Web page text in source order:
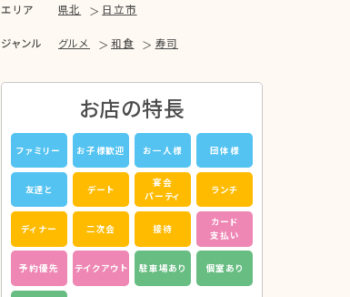
エリア 県北 日立市
ジャンル グルメ 和食 寿司
お店の特長
ファミリー お子様歓迎 お一人様 団体様
友達と デート
宴会
パーティ
ランチ
ディナー 二次会 接待
カード
支払い
予約優先 テイクアウト 駐車場あり 個室あり